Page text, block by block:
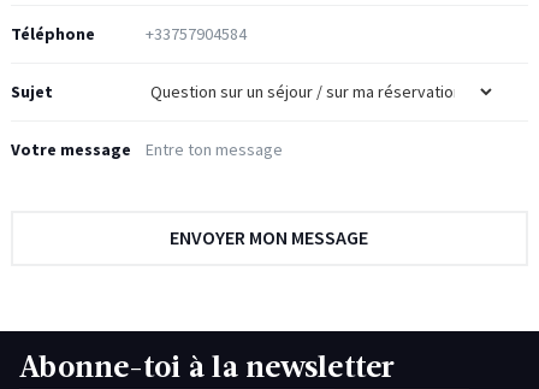
Téléphone
Sujet
Votre message
Abonne-toi à la newsletter